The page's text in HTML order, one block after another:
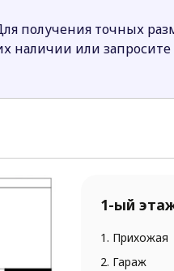
семье. В доме
получения точных
наличии или
1-ый
1. Прихожая
2. Гараж